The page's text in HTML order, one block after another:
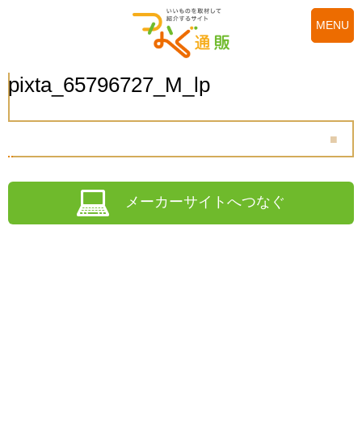
MENU
pixta_65796727_M_lp
メーカーサイトへつなぐ